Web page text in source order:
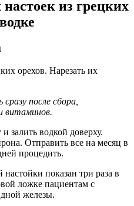
из грецких
орехов. Нарезать их
после сбора,
витаминов.
залить водкой доверху.
Отправить все на месяц в
процедить.
показан три раза в
ложке пациентам с
железы.